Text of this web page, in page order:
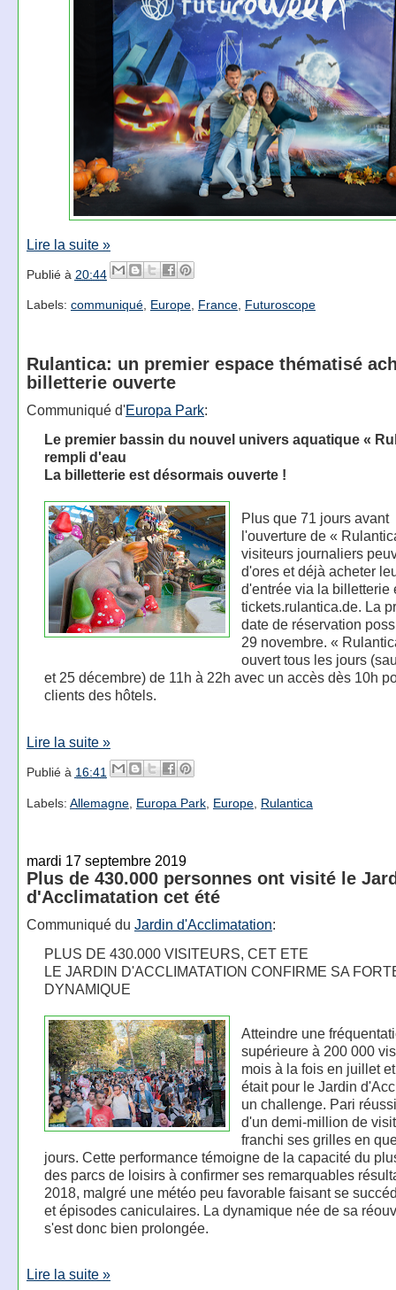
Lire la suite »
Publié à 20:44
Labels: communiqué, Europe, France, Futuroscope
Rulantica: un premier espace thématisé
billetterie ouverte
Communiqué d'Europa Park:
Le premier bassin du nouvel univers aquatique «
rempli d'eau
La billetterie est désormais ouverte !
Plus que 71 jours avant
l'ouverture de «
visiteurs journaliers
d'ores et déjà acheter
d'entrée via la billetterie
tickets.rulantica.de. La
date de réservation
29 novembre. «
ouvert tous les jours
et 25 décembre) de 11h à 22h avec un accès dès 10h
clients des hôtels.
Lire la suite »
Publié à 16:41
Labels: Allemagne, Europa Park, Europe, Rulantica
mardi 17 septembre 2019
Plus de 430.000 personnes ont visité le
d'Acclimatation cet été
Communiqué du Jardin d'Acclimatation:
PLUS DE 430.000 VISITEURS, CET ETE
LE JARDIN D'ACCLIMATATION CONFIRME SA
DYNAMIQUE
Atteindre une
supérieure à 200 000
mois à la fois en juillet
était pour le Jardin
un challenge. Pari
d'un demi-million de
franchi ses grilles en
jours. Cette performance témoigne de la capacité du
des parcs de loisirs à confirmer ses remarquables
2018, malgré une météo peu favorable faisant se
et épisodes caniculaires. La dynamique née de sa
s'est donc bien prolongée.
Lire la suite »